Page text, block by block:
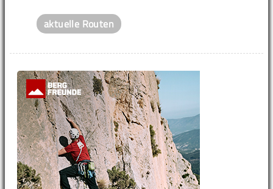
aktuelle Routen